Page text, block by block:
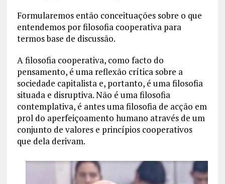
Formularemos então conceituações sobre o que
entendemos por filosofia cooperativa para
termos base de discussão.
A filosofia cooperativa, como facto do
pensamento, é uma reflexão crítica sobre a
sociedade capitalista e, portanto, é uma filosofia
situada e disruptiva. Não é uma filosofia
contemplativa, é antes uma filosofia de acção em
prol do aperfeiçoamento humano através de um
conjunto de valores e princípios cooperativos
que dela derivam.